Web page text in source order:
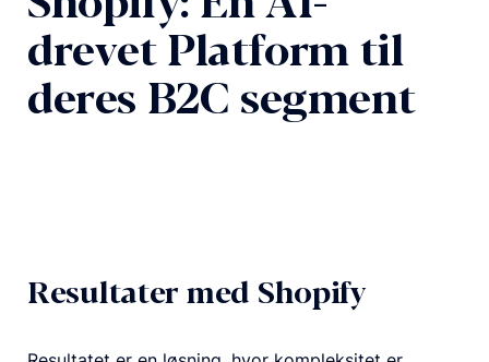
drevet Platform til
deres B2C segment
Resultater med Shopify